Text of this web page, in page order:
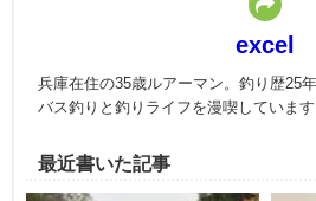
excel
兵庫在住の35歳ルアーマン。釣り歴25
バス釣りと釣りライフを漫喫しています
最近書いた記事